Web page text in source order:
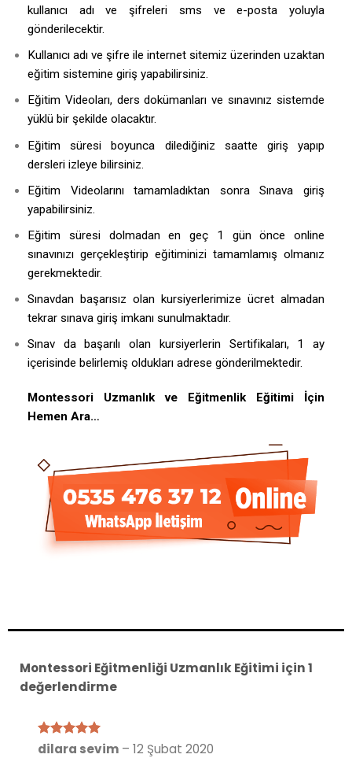
kullanıcı adı ve şifreleri sms ve e-posta yoluyla
gönderilecektir.
Kullanıcı adı ve şifre ile internet sitemiz üzerinden uzaktan
eğitim sistemine giriş yapabilirsiniz.
Eğitim Videoları, ders dokümanları ve sınavınız sistemde
yüklü bir şekilde olacaktır.
Eğitim süresi boyunca dilediğiniz saatte giriş yapıp
dersleri izleye bilirsiniz.
Eğitim Videolarını tamamladıktan sonra Sınava giriş
yapabilirsiniz.
Eğitim süresi dolmadan en geç 1 gün önce online
sınavınızı gerçekleştirip eğitiminizi tamamlamış olmanız
gerekmektedir.
Sınavdan başarısız olan kursiyerlerimize ücret almadan
tekrar sınava giriş imkanı sunulmaktadır.
Sınav da başarılı olan kursiyerlerin Sertifikaları, 1 ay
içerisinde belirlemiş oldukları adrese gönderilmektedir.
Montessori Uzmanlık ve Eğitmenlik Eğitimi İçin
Hemen Ara…
Montessori Eğitmenliği Uzmanlık Eğitimi için 1
değerlendirme
5 üzerinden
dilara sevim – 12 Şubat 2020